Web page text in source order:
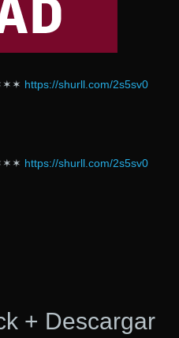
https://shurll.com/2s5sv0
https://shurll.com/2s5sv0
+ Descargar